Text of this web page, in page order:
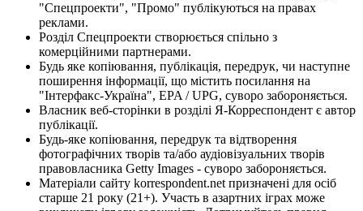
"Спецпроекти", "Промо" публікуються на правах
реклами.
Розділ Спецпроекти створюється спільно з
комерційними партнерами.
Будь яке копіювання, публікація, передрук, чи наступне
поширення інформації, що містить посилання на
"Інтерфакс-Україна", EPA / UPG, суворо забороняється.
Власник веб-сторінки в розділі Я-Корреспондент є автор
публікації.
Будь-яке копіювання, передрук та відтворення
фотографічних творів та/або аудіовізуальних творів
правовласника Getty Images - суворо забороняється.
Матеріали сайту korrespondent.net призначені для осіб
старше 21 року (21+). Участь в азартних іграх може